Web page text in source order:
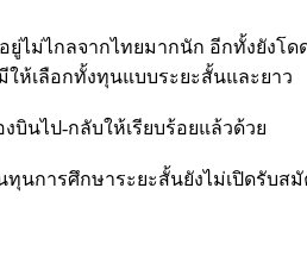
กลจากไทยมากนัก อีกทั้งยังโด
ห้เลือกทั้งทุนแบบระยะสั้นและยาว
ไป-กลับให้เรียบร้อยแล้วด้วย
การศึกษาระยะสั้นยังไม่เปิดรับสมั